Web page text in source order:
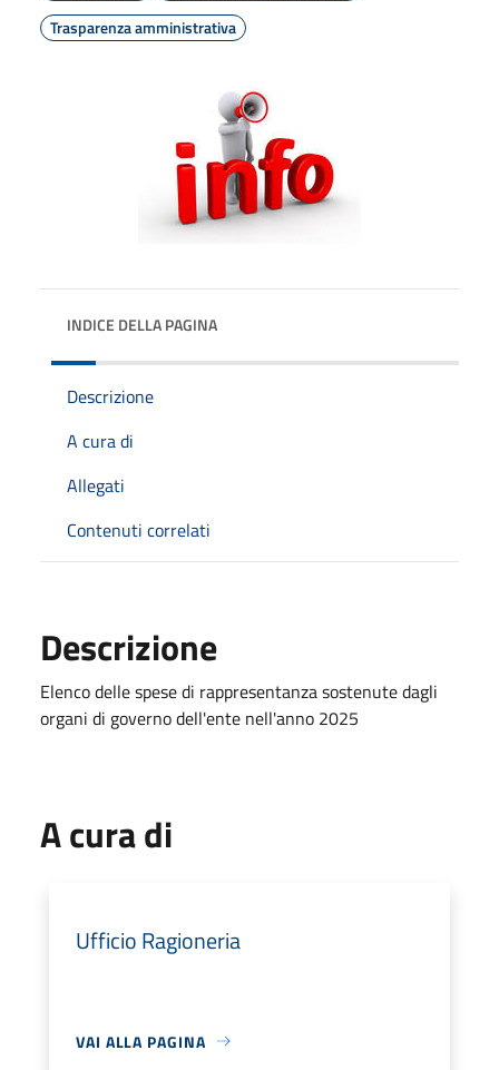
Trasparenza amministrativa
INDICE DELLA PAGINA
Descrizione
A cura di
Allegati
Contenuti correlati
Descrizione
Elenco delle spese di rappresentanza sostenute dagli
organi di governo dell'ente nell'anno 2025
A cura di
Ufficio Ragioneria
VAI ALLA PAGINA